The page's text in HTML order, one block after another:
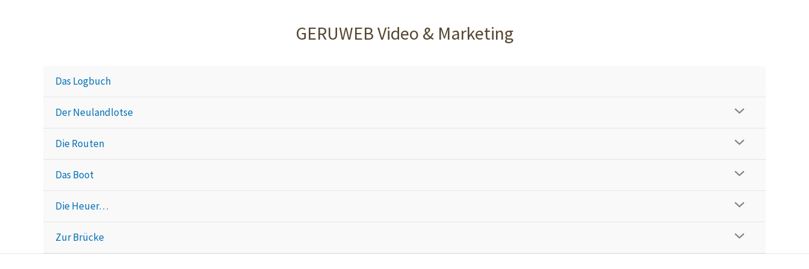
GERUWEB Video & Marketing
Das Logbuch
Der Neulandlotse
Die Routen
Das Boot
Die Heuer…
Zur Brücke